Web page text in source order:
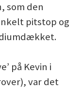
som den
pitstop og
på Kevin i
var det